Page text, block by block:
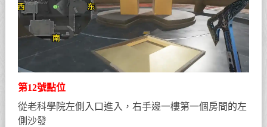
第12號點位
從老科學院左側入口進入，右手邊一樓第一個房間的左
側沙發